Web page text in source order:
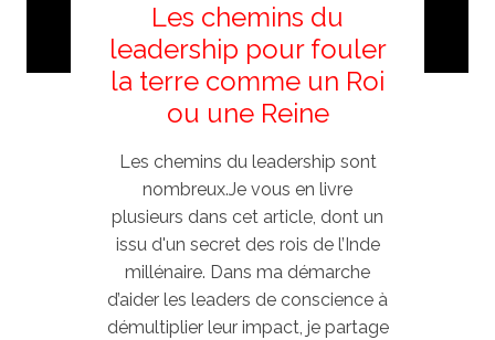
Les chemins du
leadership pour fouler
la terre comme un Roi
ou une Reine
Les chemins du leadership sont
nombreux.Je vous en livre
plusieurs dans cet article, dont un
issu d'un secret des rois de l’Inde
millénaire. Dans ma démarche
d’aider les leaders de conscience à
démultiplier leur impact, je partage